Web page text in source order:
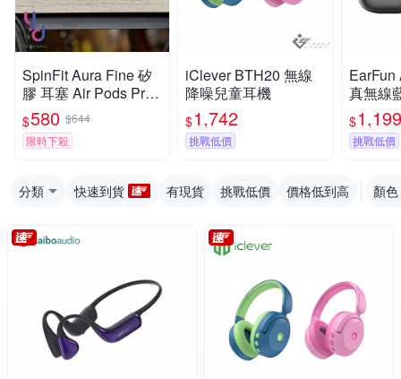
SpinFit Aura Fine 矽
膠 耳塞 Air Pods Pro
3 專用 單對 獨立包裝
公司貨
$580 $644
限時下殺
iClever BTH20 無線
降噪兒童耳機
$1,742
挑戰低價
EarFun
真無線
$1,199
挑戰低價
分類 快速到貨 有現貨 挑戰低價 價格低到高 顏色